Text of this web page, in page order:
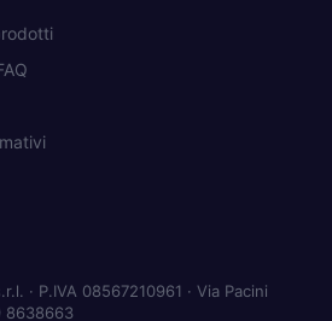
· P.IVA 08567210961 · Via Pacini
8638663